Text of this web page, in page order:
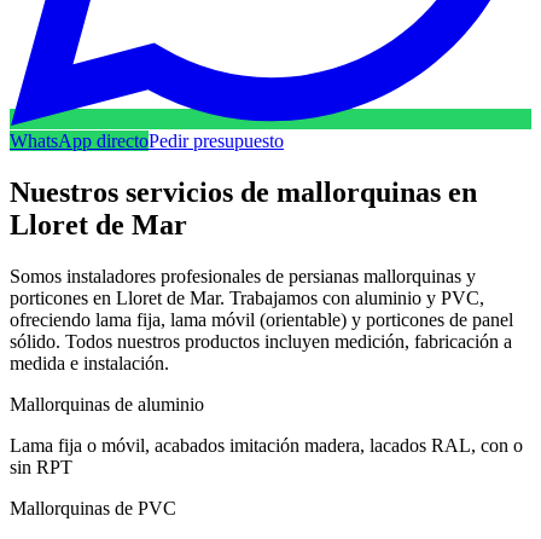
WhatsApp directoPedir presupuesto
Nuestros servicios de mallorquinas en
Lloret de Mar
Somos instaladores profesionales de persianas mallorquinas y
porticones en Lloret de Mar. Trabajamos con aluminio y PVC,
ofreciendo lama fija, lama móvil (orientable) y porticones de panel
sólido. Todos nuestros productos incluyen medición, fabricación a
medida e instalación.
Mallorquinas de aluminio
Lama fija o móvil, acabados imitación madera, lacados RAL, con o
sin RPT
Mallorquinas de PVC